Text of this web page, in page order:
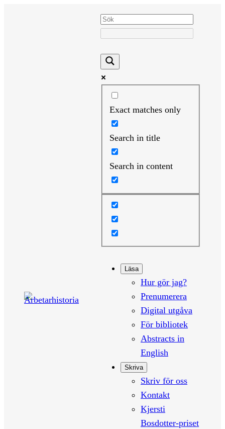
Exact matches only
Search in title
Search in content
Läsa
Hur gör jag?
Prenumerera
Digital utgåva
För bibliotek
Abstracts in
English
Skriva
Skriv för oss
Kontakt
Kjersti
Bosdotter-priset